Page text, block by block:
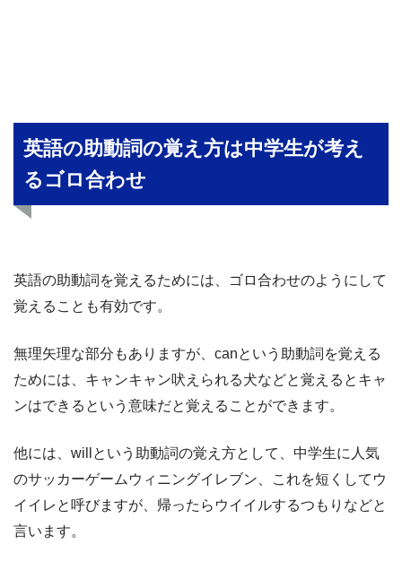
英語の助動詞の覚え方は中学生が考え
るゴロ合わせ
英語の助動詞を覚えるためには、ゴロ合わせのようにして
覚えることも有効です。
無理矢理な部分もありますが、canという助動詞を覚える
ためには、キャンキャン吠えられる犬などと覚えるとキャ
ンはできるという意味だと覚えることができます。
他には、willという助動詞の覚え方として、中学生に人気
のサッカーゲームウィニングイレブン、これを短くしてウ
イイレと呼びますが、帰ったらウイイルするつもりなどと
言います。